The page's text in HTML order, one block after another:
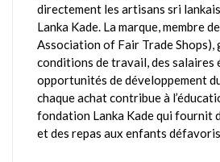
directement les artisans sri
Lanka Kade. La marque, membre
Association of Fair Trade Shops),
conditions de travail, des salaires
opportunités de développement
chaque achat contribue à
fondation Lanka Kade qui fournit
et des repas aux enfants